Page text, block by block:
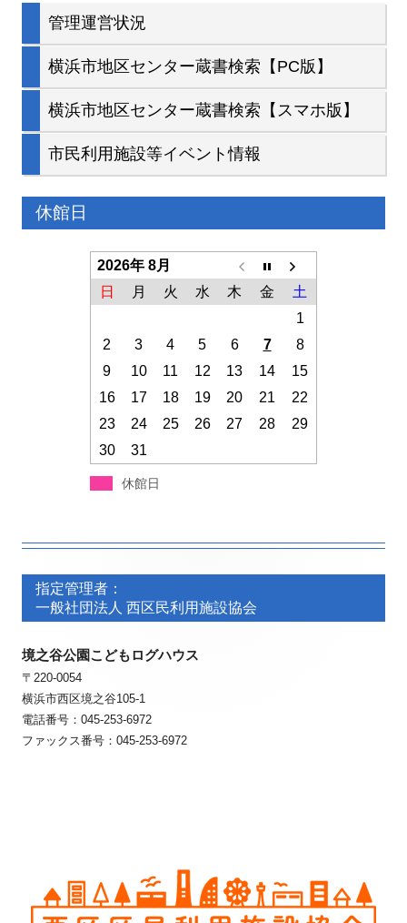
管理運営状況
横浜市地区センター蔵書検索【PC版】
横浜市地区センター蔵書検索【スマホ版】
市民利用施設等イベント情報
休館日
2026年 8月
日
月 火 水 木 金
土
1
2
3 4 5 6 7
8
9
10 11 12 13 14
15
16
17 18 19 20 21
22
23
24 25 26 27 28
29
30
31
休館日
ッ
タ
ー・
コ
ン
テ
ッ
タ
ー・
コ
ン
指定管理者：
一般社団法人 西区民利用施設協会
境之谷公園こどもログハウス
〒220-0054
横浜市西区境之谷105-1
電話番号：045-253-6972
ファックス番号：045-253-6972